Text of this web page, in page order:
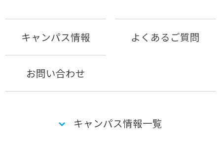
キャンパス情報 よくあるご質問
お問い合わせ
キャンパス情報一覧